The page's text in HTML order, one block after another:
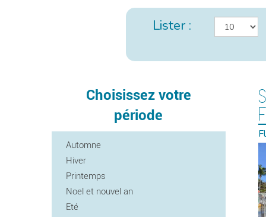
Lister :
Choisissez votre
période
Automne
Hiver
Printemps
Noel et nouvel an
Eté